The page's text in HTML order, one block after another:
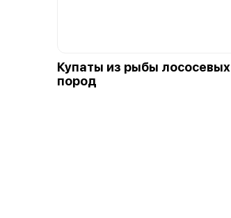
Купаты из рыбы лососевых
пород